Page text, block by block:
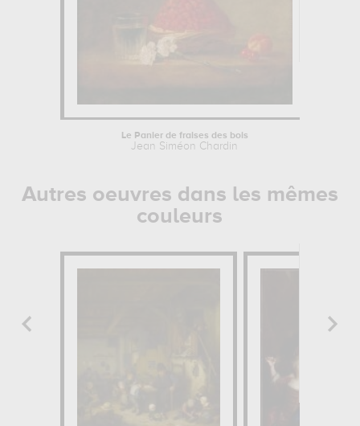
Le Panier de fraises des bois
Jean Siméon Chardin
Autres oeuvres dans les mêmes
couleurs